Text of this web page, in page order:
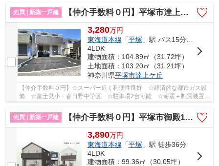
売買 | 新築一戸建
【仲介手数料０円】平塚市達上ヶ丘第4 新築一戸建て 2号棟 全2棟
3,280万円
東海道本線 「平塚 」駅 バス15分 「向原（平塚市）」 停歩3分
4LDK
建物面積：104.89㎡（31.72坪）
土地面積：103.20㎡（31.21坪）
神奈川県平塚市達上ケ丘
【仲介手数料０円】☆スーパー近く利便性良好 ☆経済的な都市ガス設
備 ☆富士見小・春日野中学区 ☆駐車場2台可能 ☆耐震＋制震装置設
売買 | 新築一戸建
【仲介手数料０円】平塚市御殿16期 新築一戸建て 全3棟
3,890万円
東海道本線 「平塚 」駅 徒歩36分
4LDK
建物面積：99.36㎡（30.05坪）